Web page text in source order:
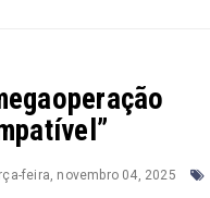
feira, novembro 04, 2025